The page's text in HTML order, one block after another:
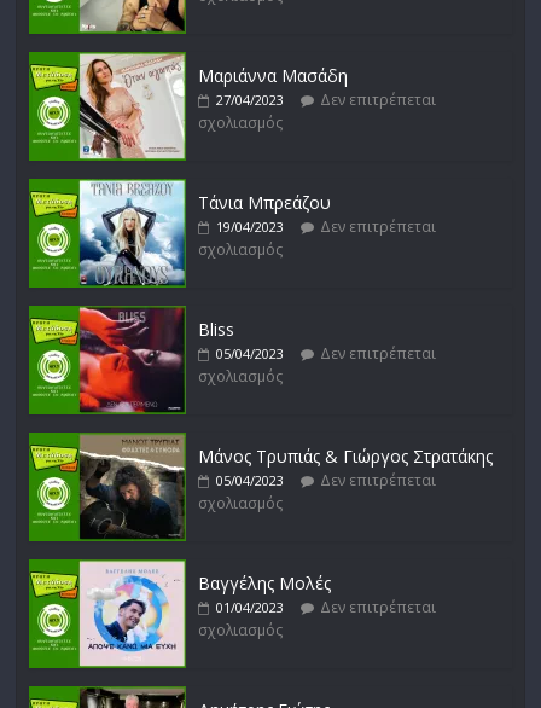
σχολιασμός
σχολιασμός
Μαριάννα Μασάδη
27/04/2023
Δεν επιτρέπεται
σχολιασμός
Τάνια Μπρεάζου
19/04/2023
Δεν επιτρέπεται
σχολιασμός
Bliss
05/04/2023
Δεν επιτρέπεται
σχολιασμός
Μάνος Τρυπιάς & Γιώργος Στρατάκης
05/04/2023
Δεν επιτρέπεται
σχολιασμός
Βαγγέλης Μολές
01/04/2023
Δεν επιτρέπεται
σχολιασμός